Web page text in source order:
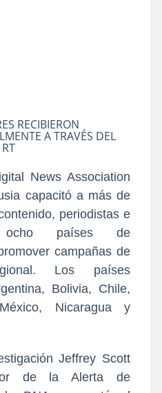
RECIBIERON
A TRAVÉS DEL
News Association
capacitó a más de
periodistas e
ocho países de
campañas de
Los países
Bolivia, Chile,
Nicaragua y
Jeffrey Scott
de la Alerta de